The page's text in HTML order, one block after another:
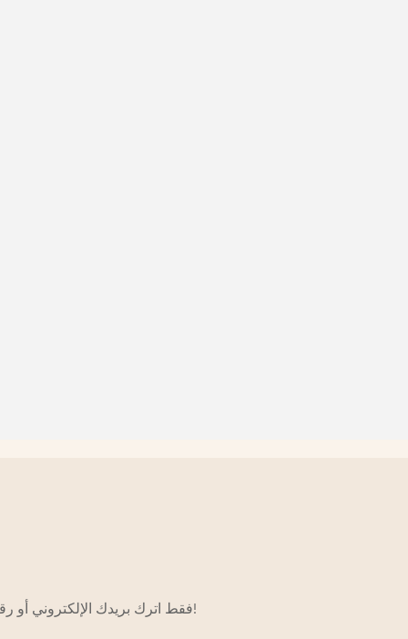
فقط اترك بريدك الإلكتروني أو رقم هاتفك في نموذج الاتصال حتى نتمكن من إرسال عرض أسعار مجاني لنا لمجموعة واسعة من التصاميم!